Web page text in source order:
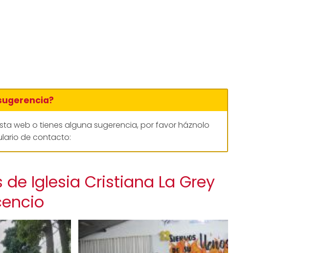
web o tienes alguna sugerencia, por favor háznolo
de contacto:
Iglesia Cristiana La Grey